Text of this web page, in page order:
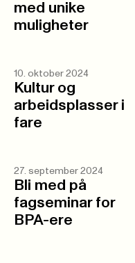
med unike
muligheter
10. oktober 2024
Kultur og
arbeidsplasser i
fare
27. september 2024
Bli med på
fagseminar for
BPA-ere